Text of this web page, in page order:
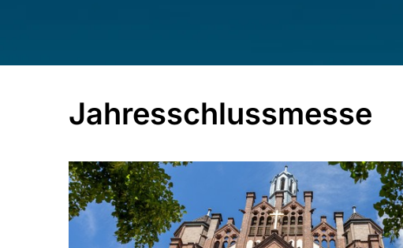
Jahresschlussmesse